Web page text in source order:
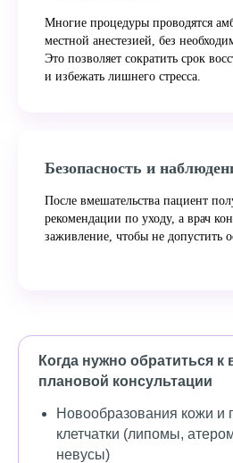
Многие процедуры проводятся
местной анестезией, без
Это позволяет сократить срок
и избежать лишнего стресса.
Безопасность и
После вмешательства пациент
рекомендации по уходу, а врач
заживление, чтобы не допустить
Когда нужно обратиться к
плановой консультации
Новообразования кожи и
клетчатки (липомы,
невусы)